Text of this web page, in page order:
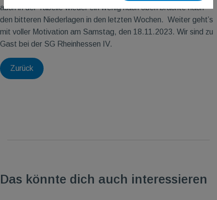
Zurück
auch in der Tabelle wieder ein wenig nach oben brachte nach
den bitteren Niederlagen in den letzten Wochen. Weiter geht’s
mit voller Motivation am Samstag, den 18.11.2023. Wir sind zu
Gast bei der SG Rheinhessen IV.
Das könnte dich auch interessieren